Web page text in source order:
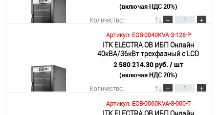
Подробнее
регулируемым зарядным
устройством
(включая НДС 20%)
Количество:
В корзину
Подробнее
Артикул: EOB-0040KVA-3-128-P
ITK ELECTRA OB ИБП Онлайн
40кВА/36кВт трехфазный с LCD
дисплеем 384VDC с АКБ 128х7AH
2 580 214.30 руб. / шт
(включая НДС 20%)
Количество:
Артикул: EOB-0060KVA-3-000-T